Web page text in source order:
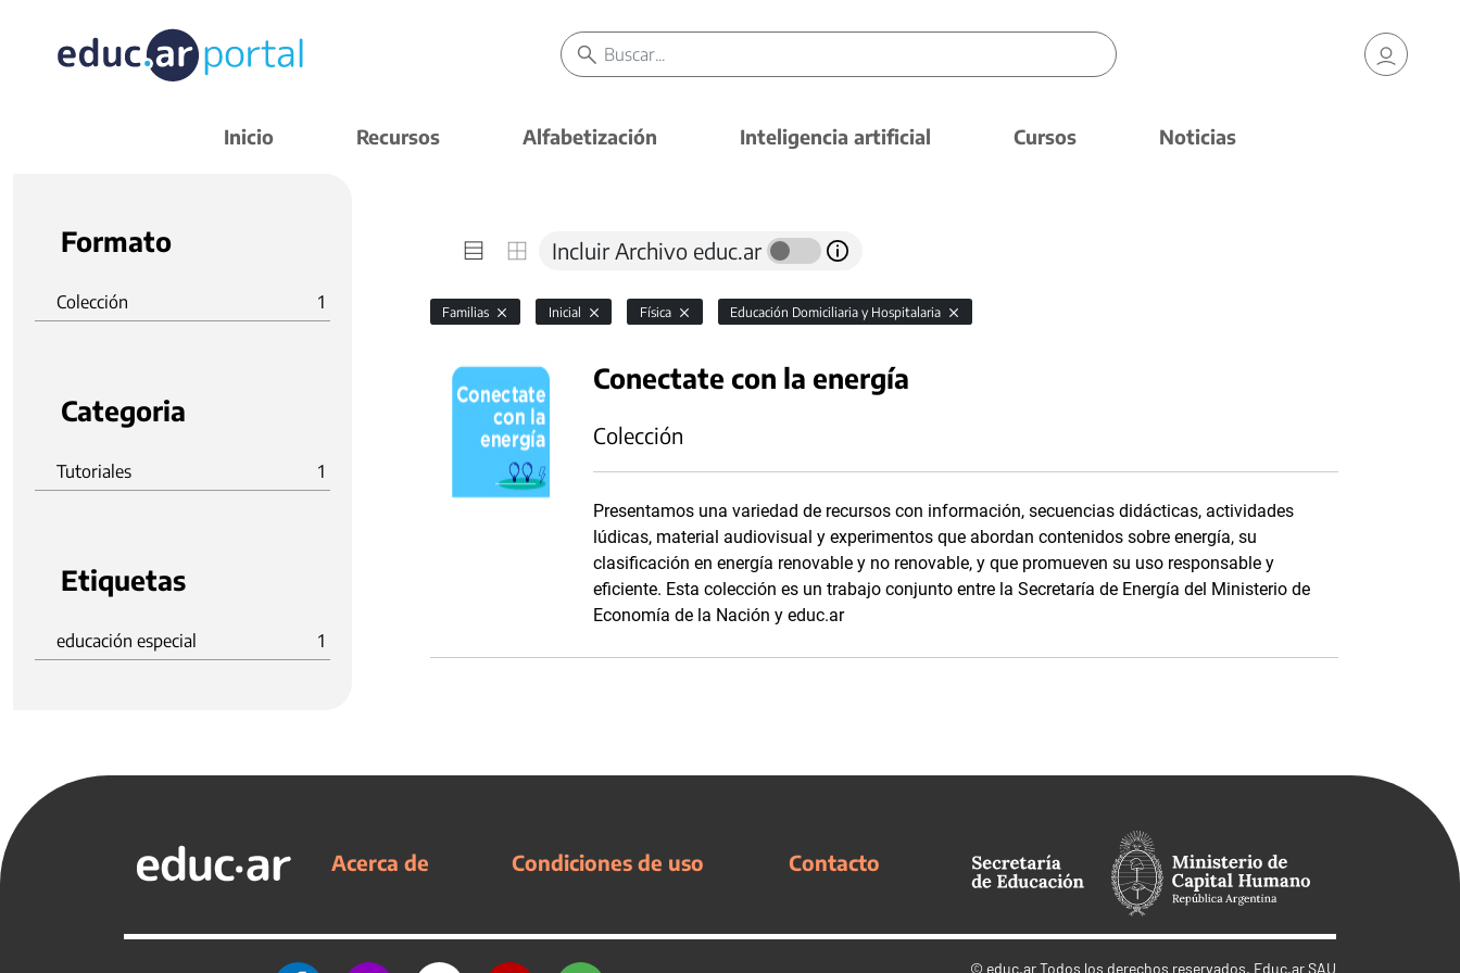
Inicio Recursos Alfabetización Inteligencia artificial Cursos Noticias
Formato
Colección 1
Categoria
Tutoriales 1
Etiquetas
educación especial 1
Incluir Archivo educ.ar
Familias Inicial Física Educación Domiciliaria y Hospitalaria
Conectate con la energía
Colección
Presentamos una variedad de recursos con información, secuencias didácticas, actividades
lúdicas, material audiovisual y experimentos que abordan contenidos sobre energía, su
clasificación en energía renovable y no renovable, y que promueven su uso responsable y
eficiente. Esta colección es un trabajo conjunto entre la Secretaría de Energía del Ministerio de
Economía de la Nación y educ.ar
Acerca de Condiciones de uso Contacto
© educ.arTodos los derechos reservados. Educ.ar SAU